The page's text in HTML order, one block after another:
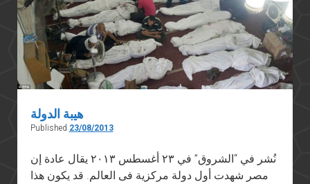
هيبة الدولة
Published 23/08/2013
نُشر في “الشروق” في ٢٣ أغسطس ٢٠١٣ يقال عادة إن
مصر شهدت أول دولة مركزية فى العالم. قد يكون هذا